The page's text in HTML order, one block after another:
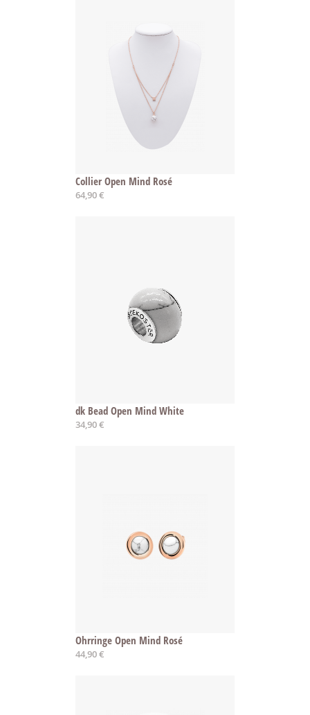
Collier Open Mind Rosé
64,90 €
dk Bead Open Mind White
34,90 €
Ohrringe Open Mind Rosé
44,90 €